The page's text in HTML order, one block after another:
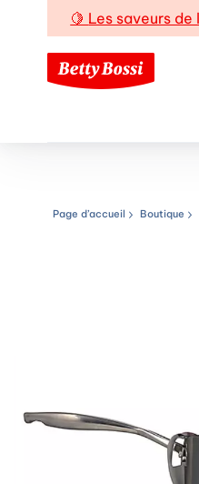
🍋 Les saveurs
Chemin de
Page d’accueil Boutique